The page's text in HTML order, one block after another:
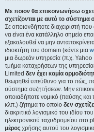
Με ποιον θα επικοινωνήσω
σχετίζονται με αυτό το
Σε οποιονδήποτε διαχειριστή
να είναι ένα κατάλληλο σημείο
εξακολουθεί να μην
ιδιοκτήτη του domain (κάντε μια
μια δωρεάν υπηρεσία (π.χ. Yahoo
τμήμα καταχρήσεων της
Limited δεν έχει καμία
θεωρηθεί υπεύθυνο για το πώς,
σύστημα συζητήσεων. Μην
οποιαδήποτε νομικό (παύσης και
κλπ.) ζήτημα το οποίο δεν
διακριτικό λογισμικό του ιδίου
ηλεκτρονικού ταχυδρομείου στο
μέρος χρήσης αυτού του